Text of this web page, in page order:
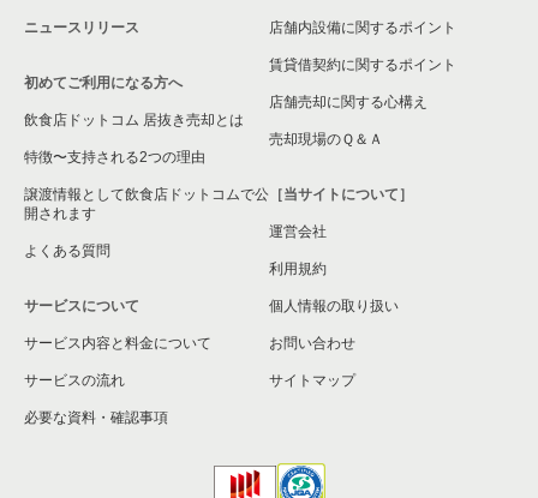
ニュースリリース
初めてご利用になる方へ
飲食店ドットコム 居抜き売却とは
特徴〜支持される2つの理由
譲渡情報として飲食店ドットコムで公
開されます
よくある質問
サービスについて
サービス内容と料金について
サービスの流れ
必要な資料・確認事項
店舗内設備に関するポイント
賃貸借契約に関するポイント
店舗売却に関する心構え
売却現場のＱ＆Ａ
［当サイトについて］
運営会社
利用規約
個人情報の取り扱い
お問い合わせ
サイトマップ